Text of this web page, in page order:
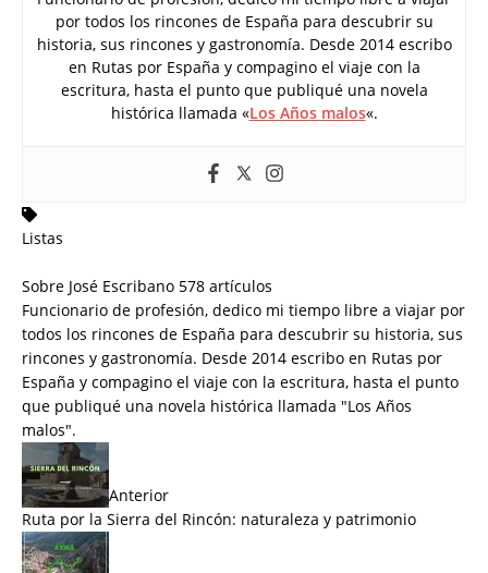
por todos los rincones de España para descubrir su
historia, sus rincones y gastronomía. Desde 2014 escribo
en Rutas por España y compagino el viaje con la
escritura, hasta el punto que publiqué una novela
histórica llamada «Los Años malos«.
Listas
Sobre José Escribano 578 artículos
Funcionario de profesión, dedico mi tiempo libre a viajar por
todos los rincones de España para descubrir su historia, sus
rincones y gastronomía. Desde 2014 escribo en Rutas por
España y compagino el viaje con la escritura, hasta el punto
que publiqué una novela histórica llamada "Los Años
malos".
Anterior
Ruta por la Sierra del Rincón: naturaleza y patrimonio